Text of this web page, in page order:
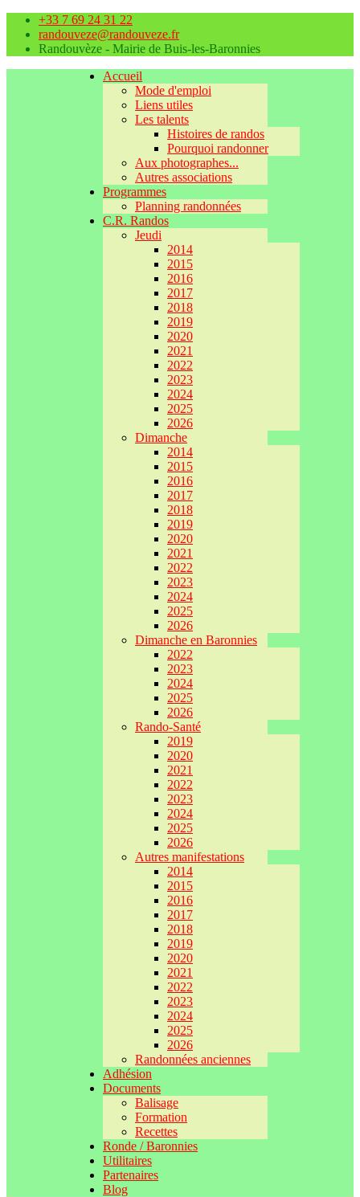
+33 7 69 24 31 22
randouveze@randouveze.fr
Randouvèze - Mairie de Buis-les-Baronnies
Accueil
Mode d'emploi
Liens utiles
Les talents
Histoires de randos
Pourquoi randonner
Aux photographes...
Autres associations
Programmes
Planning randonnées
C.R. Randos
Jeudi
2014
2015
2016
2017
2018
2019
2020
2021
2022
2023
2024
2025
2026
Dimanche
2014
2015
2016
2017
2018
2019
2020
2021
2022
2023
2024
2025
2026
Dimanche en Baronnies
2022
2023
2024
2025
2026
Rando-Santé
2019
2020
2021
2022
2023
2024
2025
2026
Autres manifestations
2014
2015
2016
2017
2018
2019
2020
2021
2022
2023
2024
2025
2026
Randonnées anciennes
Adhésion
Documents
Balisage
Formation
Recettes
Ronde / Baronnies
Utilitaires
Partenaires
Blog